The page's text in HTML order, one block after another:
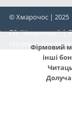
Фірмовий
інші
© Хмарочос | 2025
ГО "Хмарочос"|
Нативна реклама